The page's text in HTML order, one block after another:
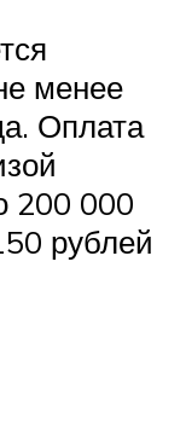
менее
Оплата
200 000
рублей